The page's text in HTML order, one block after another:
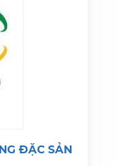
ĐẶC SẢN